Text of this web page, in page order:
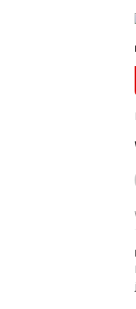
di SMPN1 Palu